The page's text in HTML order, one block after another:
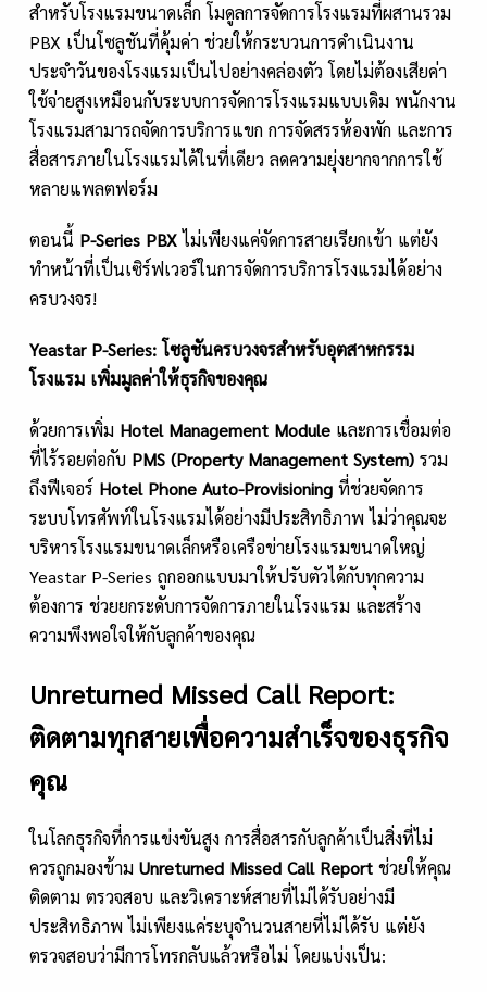
สำหรับโรงแรมขนาดเล็ก โมดูลการจัดการโรงแรมที่ผสานรวม
PBX เป็นโซลูชันที่คุ้มค่า ช่วยให้กระบวนการดำเนินงาน
ประจำวันของโรงแรมเป็นไปอย่างคล่องตัว โดยไม่ต้องเสียค่า
ใช้จ่ายสูงเหมือนกับระบบการจัดการโรงแรมแบบเดิม พนักงาน
โรงแรมสามารถจัดการบริการแขก การจัดสรรห้องพัก และการ
สื่อสารภายในโรงแรมได้ในที่เดียว ลดความยุ่งยากจากการใช้
หลายแพลตฟอร์ม
ตอนนี้ P-Series PBXไม่เพียงแค่จัดการสายเรียกเข้า แต่ยัง
ทำหน้าที่เป็นเซิร์ฟเวอร์ในการจัดการบริการโรงแรมได้อย่าง
ครบวงจร!
Yeastar P-Series: โซลูชันครบวงจรสำหรับอุตสาหกรรม
โรงแรม เพิ่มมูลค่าให้ธุรกิจของคุณ
ด้วยการเพิ่ม Hotel Management Module และการเชื่อมต่อ
ที่ไร้รอยต่อกับ PMS (Property Management System) รวม
ถึงฟีเจอร์ Hotel Phone Auto-Provisioning ที่ช่วยจัดการ
ระบบโทรศัพท์ในโรงแรมได้อย่างมีประสิทธิภาพ ไม่ว่าคุณจะ
บริหารโรงแรมขนาดเล็กหรือเครือข่ายโรงแรมขนาดใหญ่
Yeastar P-Series ถูกออกแบบมาให้ปรับตัวได้กับทุกความ
ต้องการ ช่วยยกระดับการจัดการภายในโรงแรม และสร้าง
ความพึงพอใจให้กับลูกค้าของคุณ
Unreturned Missed Call Report:
ติดตามทุกสายเพื่อความสำเร็จของธุรกิจ
คุณ
ในโลกธุรกิจที่การแข่งขันสูง การสื่อสารกับลูกค้าเป็นสิ่งที่ไม่
ควรถูกมองข้าม Unreturned Missed Call Report ช่วยให้คุณ
ติดตาม ตรวจสอบ และวิเคราะห์สายที่ไม่ได้รับอย่างมี
ประสิทธิภาพ ไม่เพียงแค่ระบุจำนวนสายที่ไม่ได้รับ แต่ยัง
ตรวจสอบว่ามีการโทรกลับแล้วหรือไม่ โดยแบ่งเป็น: